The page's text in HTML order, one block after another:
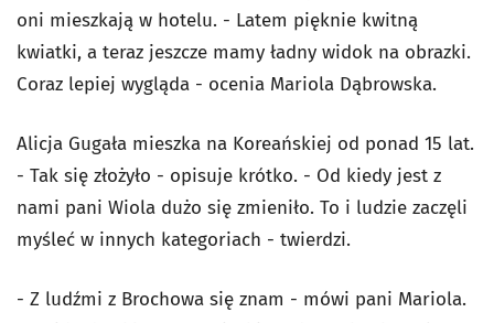
oni mieszkają w hotelu. - Latem pięknie kwitną
kwiatki, a teraz jeszcze mamy ładny widok na obrazki.
Coraz lepiej wygląda - ocenia Mariola Dąbrowska.
Alicja Gugała mieszka na Koreańskiej od ponad 15 lat.
- Tak się złożyło - opisuje krótko. - Od kiedy jest z
nami pani Wiola dużo się zmieniło. To i ludzie zaczęli
myśleć w innych kategoriach - twierdzi.
- Z ludźmi z Brochowa się znam - mówi pani Mariola.